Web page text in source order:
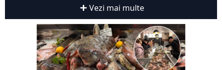
Vezi mai multe